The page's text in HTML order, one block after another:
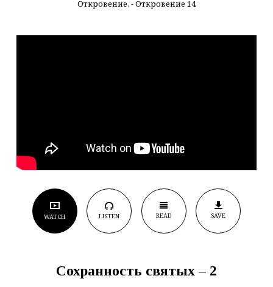
2
Откровение, - Откровение 14
WATCH LISTEN READ SAVE
Сохранность святых – 2